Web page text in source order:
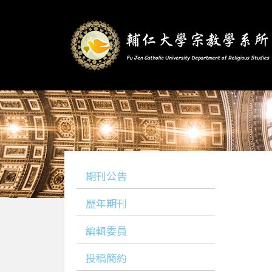
期刊公告
歷年期刊
編輯委員
投稿簡約